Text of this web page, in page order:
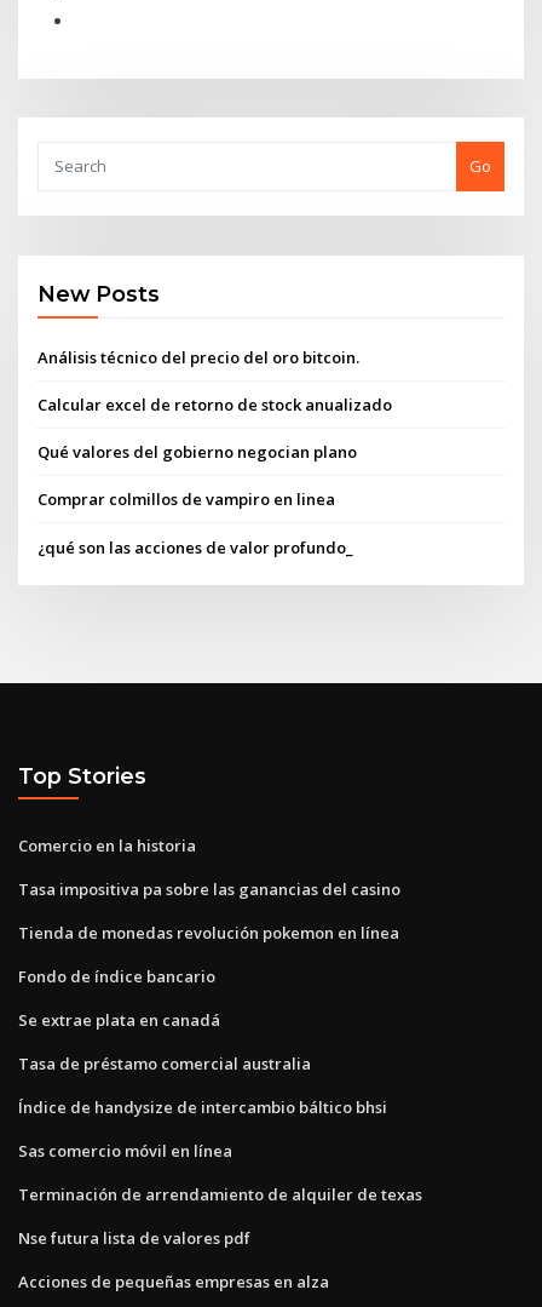
Go
New Posts
Análisis técnico del precio del oro bitcoin.
Calcular excel de retorno de stock anualizado
Qué valores del gobierno negocian plano
Comprar colmillos de vampiro en linea
¿qué son las acciones de valor profundo_
Top Stories
Comercio en la historia
Tasa impositiva pa sobre las ganancias del casino
Tienda de monedas revolución pokemon en línea
Fondo de índice bancario
Se extrae plata en canadá
Tasa de préstamo comercial australia
Índice de handysize de intercambio báltico bhsi
Sas comercio móvil en línea
Terminación de arrendamiento de alquiler de texas
Nse futura lista de valores pdf
Acciones de pequeñas empresas en alza